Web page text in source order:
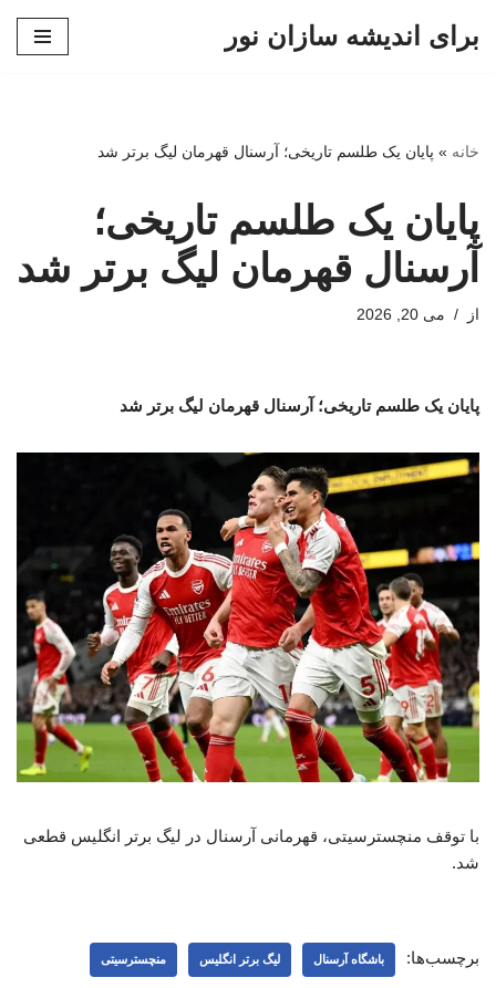
برای اندیشه سازان نور
خانه » پایان یک طلسم تاریخی؛ آرسنال قهرمان لیگ برتر شد
پایان یک طلسم تاریخی؛
آرسنال قهرمان لیگ برتر شد
از می 20, 2026
پایان یک طلسم تاریخی؛ آرسنال قهرمان لیگ برتر شد
با توقف منچسترسیتی، قهرمانی آرسنال در لیگ برتر انگلیس قطعی
شد.
برچسب‌ها: باشگاه آرسنال لیگ برتر انگلیس منچسترسیتی